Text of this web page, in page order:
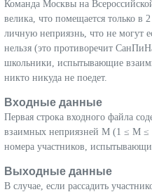
Команда Москвы на
велика, что помещается только в
личную неприязнь, что не могут
нельзя (это противоречит
школьники, испытывающие
никто никуда не поедет.
Входные данные
Первая строка входного файла
взаимных неприязней M (1 ≤ M
номера участников,
Выходные данные
В случае, если рассадить